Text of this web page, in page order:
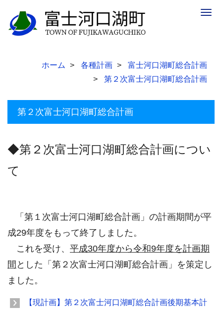
ホーム 各種計画
富士河口湖町総合計画
第２次富士河口湖町総合計画
第２次富士河口湖町総合計画
◆第２次富士河口湖町総合計画につい
て
「第１次富士河口湖町総合計画」の計画期間が平
成29年度をもって終了しました。
これを受け、 平成30年度から令和9年度を計画期
間 とした「第２次富士河口湖町総合計画」を策定し
ました。
【現計画】第２次富士河口湖町総合計画後期基本計